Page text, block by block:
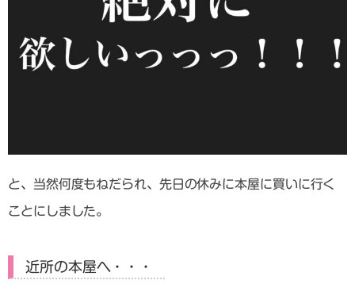
と、当然何度もねだられ、先日の休みに本屋に買いに行く
ことにしました。
近所の本屋へ・・・